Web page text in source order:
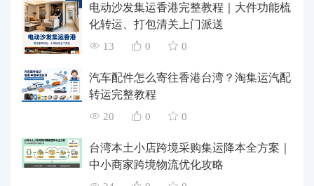
电动沙发集运香港完整教程｜大件功能梳
化转运、打包清关上门派送
13 0 0
汽车配件怎么寄往香港台湾？淘集运汽配
转运完整教程
20 0 0
台湾本土小店跨境采购集运降本全方案｜
中小商家跨境物流优化攻略